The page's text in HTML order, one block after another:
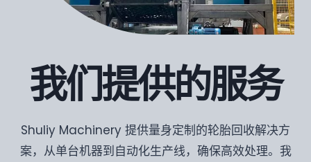
我们提供的服务
Shuliy Machinery 提供量身定制的轮胎回收解决方
案，从单台机器到自动化生产线，确保高效处理。我